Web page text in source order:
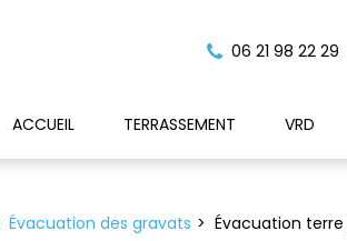
06 21 98 22 29
ACCUEIL TERRASSEMENT VRD
Évacuation des gravats Évacuation